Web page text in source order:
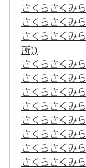
さくらさくみ
さくらさくみ
さくらさくみ
所))
さくらさくみ
さくらさくみ
さくらさくみ
さくらさくみ
さくらさくみ
さくらさくみ
さくらさくみ
さくらさくみ